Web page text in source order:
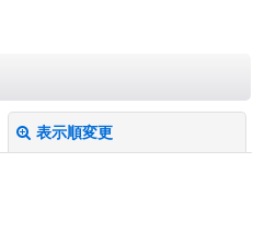
表示順変更